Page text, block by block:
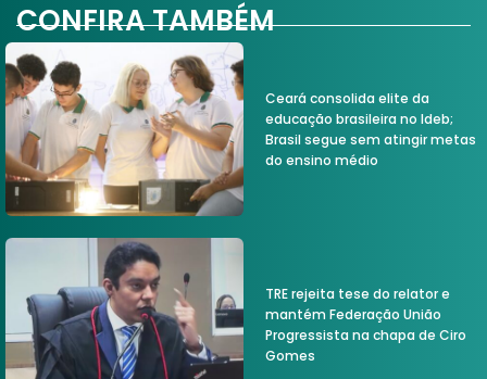
CONFIRA TAMBÉM
Ceará consolida elite da
educação brasileira no Ideb;
Brasil segue sem atingir metas
do ensino médio
TRE rejeita tese do relator e
mantém Federação União
Progressista na chapa de Ciro
Gomes